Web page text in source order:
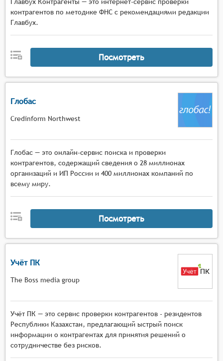
контрагентов по методике ФНС с рекомендациями редакции
Главбух.
Посмотреть
Глобас
Credinform Northwest
Глобас — это онлайн-сервис поиска и проверки
контрагентов, содержащий сведения о 28 миллионах
организаций и ИП России и 400 миллионах компаний по
всему миру.
Посмотреть
Учёт ПК
The Boss media group
Учёт ПК — это сервис проверки контрагентов - резидентов
Республики Казахстан, предлагающий ыстрый поиск
информации о контрагентах для принятия решений о
сотрудничестве без рисков.